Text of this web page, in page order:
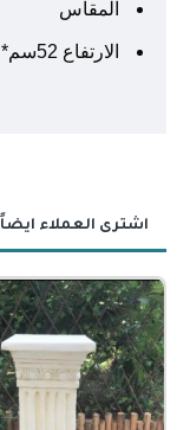
المقاس
الارتفاع 52سم*عرض 37سم
اشترى العملاء ايضاً